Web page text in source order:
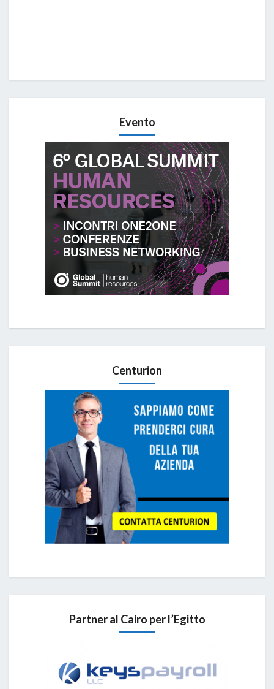
Evento
Centurion
Partner al Cairo per l’Egitto